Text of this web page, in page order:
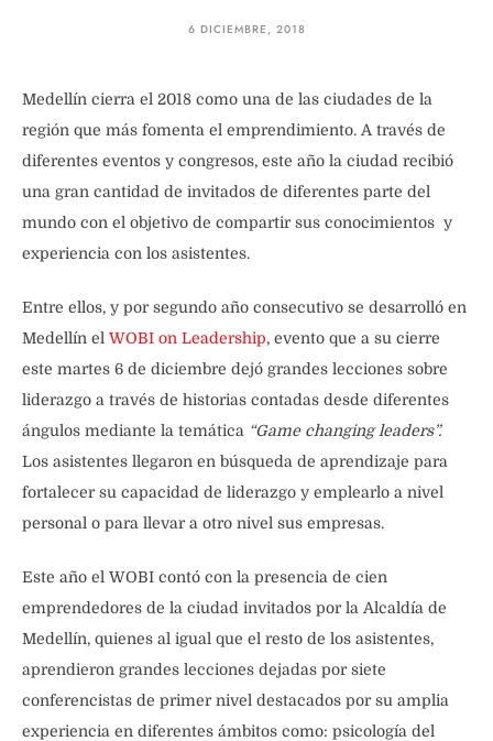
6 DICIEMBRE, 2018
Medellín cierra el 2018 como una de las ciudades de la
región que más fomenta el emprendimiento. A través de
diferentes eventos y congresos, este año la ciudad recibió
una gran cantidad de invitados de diferentes parte del
mundo con el objetivo de compartir sus conocimientos y
experiencia con los asistentes.
Entre ellos, y por segundo año consecutivo se desarrolló en
Medellín el WOBI on Leadership, evento que a su cierre
este martes 6 de diciembre dejó grandes lecciones sobre
liderazgo a través de historias contadas desde diferentes
ángulos mediante la temática “Game changing leaders”.
Los asistentes llegaron en búsqueda de aprendizaje para
fortalecer su capacidad de liderazgo y emplearlo a nivel
personal o para llevar a otro nivel sus empresas.
Este año el WOBI contó con la presencia de cien
emprendedores de la ciudad invitados por la Alcaldía de
Medellín, quienes al igual que el resto de los asistentes,
aprendieron grandes lecciones dejadas por siete
conferencistas de primer nivel destacados por su amplia
experiencia en diferentes ámbitos como: psicología del